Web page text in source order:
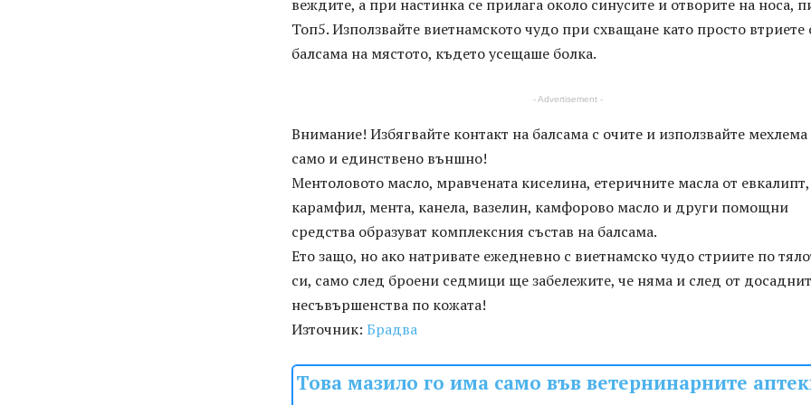
веждите, а при настинка се прилага около синусите и отворите на носа,
Топ5. Използвайте виетнамското чудо при схващане като просто втриете
балсама на мястото, където усещаше болка.
- Advertisement -
Внимание! Избягвайте контакт на балсама с очите и използвайте мехлема
само и единствено външно!
Ментоловото масло, мравчената киселина, етеричните масла от евкалипт,
карамфил, мента, канела, вазелин, камфорово масло и други помощни
средства образуват комплексния състав на балсама.
Ето защо, но ако натривате ежедневно с виетнамско чудо стриите по
си, само след броени седмици ще забележите, че няма и след от
несъвършенства по кожата!
Източник: Брадва
Това мазило го има само във ветернинарните